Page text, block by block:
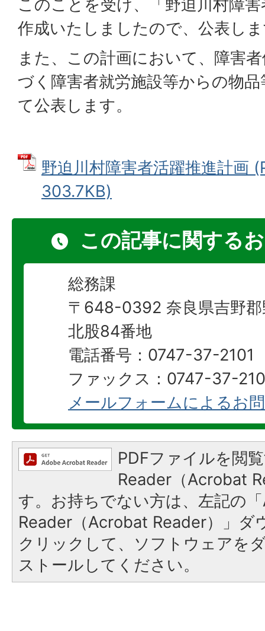
このことを受け、「野迫川村障
作成いたしましたので、公表し
また、この計画において、障害
づく障害者就労施設等からの物
て公表します。
野迫川村障害者活躍推進計画
303.7KB)
この記事に関する
総務課
〒648-0392 奈良県吉野郡
北股84番地
電話番号：0747-37-2101
ファックス：0747-37-
メールフォームによるお
PDFファイルを閲
Reader（Acrobat
す。お持ちでない方は、左記の
Reader（Acrobat Reader）」ダ
クリックして、ソフトウェアを
ストールしてください。